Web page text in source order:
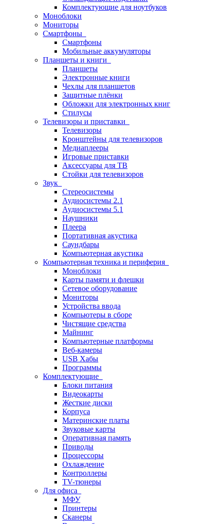
Комплектующие для ноутбуков
Моноблоки
Мониторы
Смартфоны
Смартфоны
Мобильные аккумуляторы
Планшеты и книги
Планшеты
Электронные книги
Чехлы для планшетов
Защитные плёнки
Обложки для электронных книг
Стилусы
Телевизоры и приставки
Телевизоры
Кронштейны для телевизоров
Медиаплееры
Игровые приставки
Аксессуары для ТВ
Стойки для телевизоров
Звук
Стереосистемы
Аудиосистемы 2.1
Аудиосистемы 5.1
Наушники
Плеера
Портативная акустика
Саундбары
Компьютерная акустика
Компьютерная техника и периферия
Моноблоки
Карты памяти и флешки
Сетевое оборудование
Мониторы
Устройства ввода
Компьютеры в сборе
Чистящие средства
Майнинг
Компьютерные платформы
Веб-камеры
USB Хабы
Программы
Комплектующие
Блоки питания
Видеокарты
Жесткие диски
Корпуса
Материнские платы
Звуковые карты
Оперативная память
Приводы
Процессоры
Охлаждение
Контроллеры
TV-тюнеры
Для офиса
МФУ
Принтеры
Сканеры